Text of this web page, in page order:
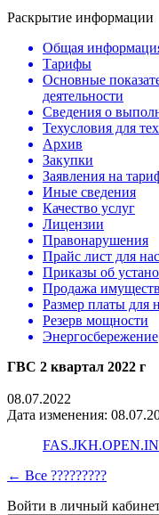
Раскрытие информации
Общая
Тарифы
Основные
деятельности
Сведения о
Техусловия для
Архив
Закупки
Заявления на
Иные сведения
Качество услуг
Лицензии
Правонарушения
Прайс лист для
Приказы об
Продажа
Размер платы для
Резерв мощности
Энергосбережение
ГВС 2 квартал 2022 г
08.07.2022
Дата изменения:
← Все ?????????
Войти в личный